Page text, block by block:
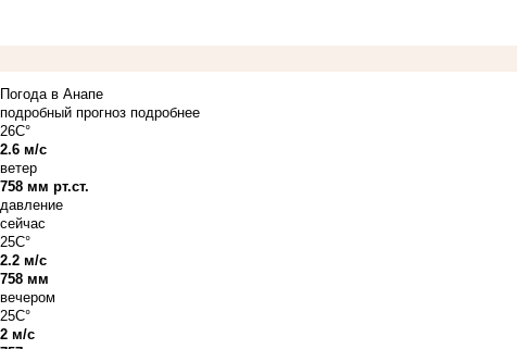
Погода в Анапе
подробный прогноз подробнее
26C°
2.6 м/с
ветер
758 мм рт.ст.
давление
сейчас
25C°
2.2 м/с
758 мм
вечером
25C°
2 м/с